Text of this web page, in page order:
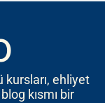
kursları, ehliyet
kısmı bir